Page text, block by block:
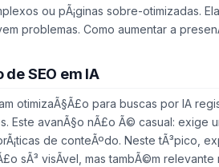
ou pÃ¡ginas sobre-otimizadas.
problemas. Como aumentar a
SEO em IA
otimizaÃ§Ã£o para buscas por IA
Este avanÃ§o nÃ£o Ã© casual: exige
de conteÃºdo. Neste tÃ³pico,
sÃ³ visÃ­vel, mas tambÃ©m relevante